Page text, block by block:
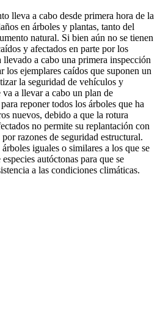
lleva a cabo desde primera hora de la
en árboles y plantas, tanto del
natural. Si bien aún no se tienen
y afectados en parte por los
llevado a cabo una primera inspección
los ejemplares caídos que suponen un
la seguridad de vehículos y
va a llevar a cabo un plan de
reponer todos los árboles que ha
nuevos, debido a que la rotura
no permite su replantación con
razones de seguridad estructural.
iguales o similares a los que se
autóctonas para que se
a las condiciones climáticas.